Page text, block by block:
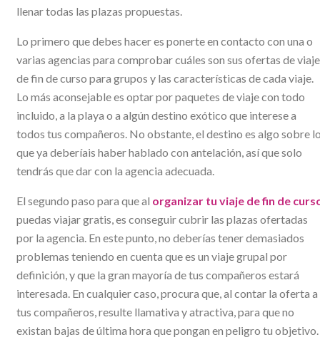
llenar todas las plazas propuestas.
Lo primero que debes hacer es ponerte en contacto con una o
varias agencias para comprobar cuáles son sus ofertas de
de fin de curso para grupos y las características de cada viaje.
Lo más aconsejable es optar por paquetes de viaje con todo
incluido, a la playa o a algún destino exótico que interese a
todos tus compañeros. No obstante, el destino es algo sobre
que ya deberíais haber hablado con antelación, así que solo
tendrás que dar con la agencia adecuada.
El segundo paso para que al organizar tu viaje de fin de
puedas viajar gratis, es conseguir cubrir las plazas ofertadas
por la agencia. En este punto, no deberías tener demasiados
problemas teniendo en cuenta que es un viaje grupal por
definición, y que la gran mayoría de tus compañeros estará
interesada. En cualquier caso, procura que, al contar la oferta a
tus compañeros, resulte llamativa y atractiva, para que no
existan bajas de última hora que pongan en peligro tu objetivo.